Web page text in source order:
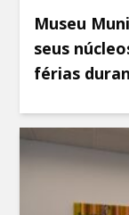
Museu
seus
férias